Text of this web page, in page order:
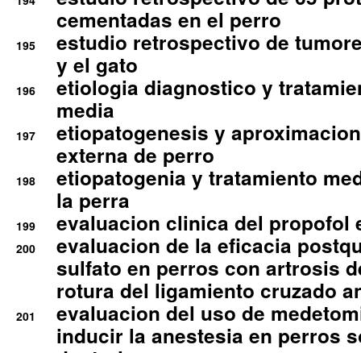
cementadas en el perro
195
estudio retrospectivo de
y el gato
196
etiologia diagnostico y
media
197
etiopatogenesis y
externa de perro
198
etiopatogenia y tratamiento
la perra
199 evaluacion clinica del propofol
200
evaluacion de la eficacia
sulfato en perros con artrosis
rotura del ligamiento cruzado
201
evaluacion del uso de
inducir la anestesia en perros